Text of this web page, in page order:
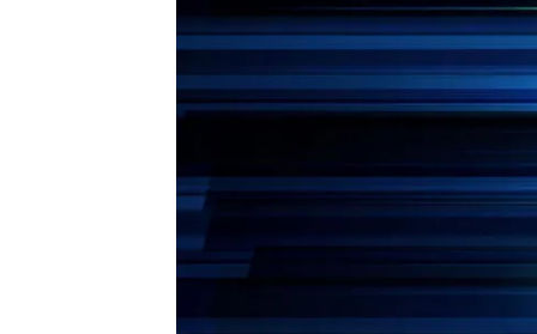
ofrece innovación
a gran escala y de
de impuestos
IA para el cumplimiento
normativo
Acelere la automatización,
facilite el cumplimiento e
una solución que se
a su tamaño, satisfaga
y aborde el
de impuestos en tiempo
el cumplimiento
Por tipo
Mantenga el cumplimiento
y reduzca la fricción en su
función tributaria.
Impuesto sobre las ventas y
consumo
Arrendamiento
Impuesto sobre la nómina
Encuentre un socio
Descubra cómo
velocidad del negocio
conectándole con
Socios tecnológicos
Integradores de
Firmas de
Asume el control de
Explorar
Manténgase al
tendencias
retos de
IA para el
normativo
Historias de